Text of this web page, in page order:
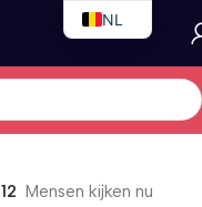
12 Mensen kijken nu
NL